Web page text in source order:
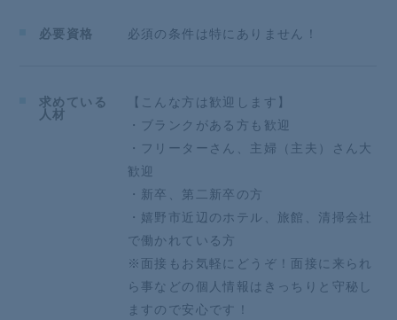
必要資格 必須の条件は特にありません！
求めている
人材
【こんな方は歓迎します】
・ブランクがある方も歓迎
・フリーターさん、主婦（主夫）さん大
歓迎
・新卒、第二新卒の方
・嬉野市近辺のホテル、旅館、清掃会社
で働かれている方
※面接もお気軽にどうぞ！面接に来られ
ら事などの個人情報はきっちりと守秘し
ますので安心です！